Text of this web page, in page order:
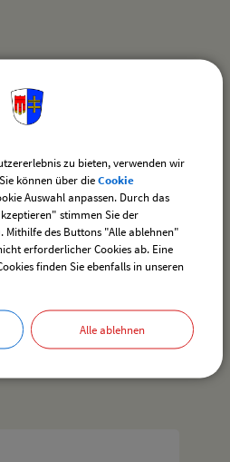
weissensberg.de
druckennach oben
zu bieten, verwenden wir
können über dieCookie
Auswahl anpassen. Durch das
stimmen Sie der
Mithilfe des Buttons "Alle ablehnen"
erforderlicher Cookies ab. Eine
finden Sie ebenfalls in unseren
Alle ablehnen